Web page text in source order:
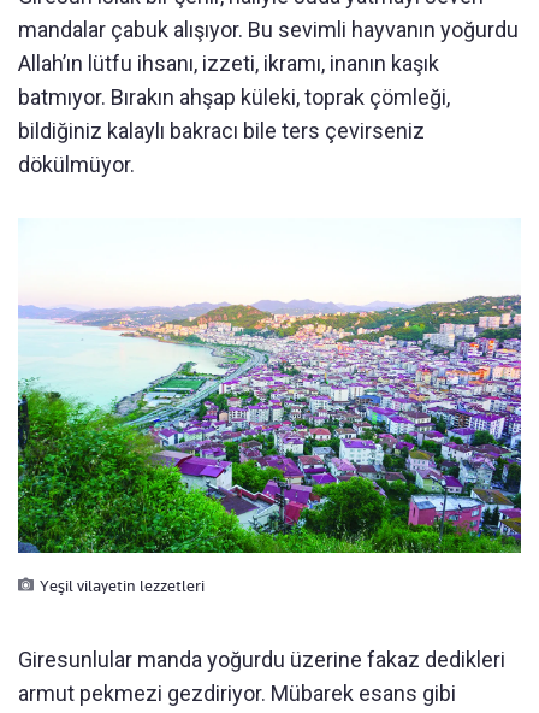
mandalar çabuk alışıyor. Bu sevimli hayvanın yoğurdu
Allah’ın lütfu ihsanı, izzeti, ikramı, inanın kaşık
batmıyor. Bırakın ahşap küleki, toprak çömleği,
bildiğiniz kalaylı bakracı bile ters çevirseniz
dökülmüyor.
Yeşil vilayetin lezzetleri
Giresunlular manda yoğurdu üzerine fakaz dedikleri
armut pekmezi gezdiriyor. Mübarek esans gibi